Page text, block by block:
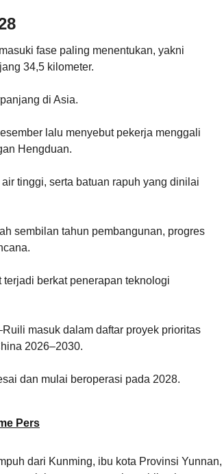
fase paling menentukan, yakni
34,5 kilometer.
di Asia.
lalu menyebut pekerja menggali
Hengduan.
tinggi, serta batuan rapuh yang dinilai
sembilan tahun pembangunan, progres
berkat penerapan teknologi
masuk dalam daftar proyek prioritas
2026–2030.
dan mulai beroperasi pada 2028.
Pers
dari Kunming, ibu kota Provinsi Yunnan,